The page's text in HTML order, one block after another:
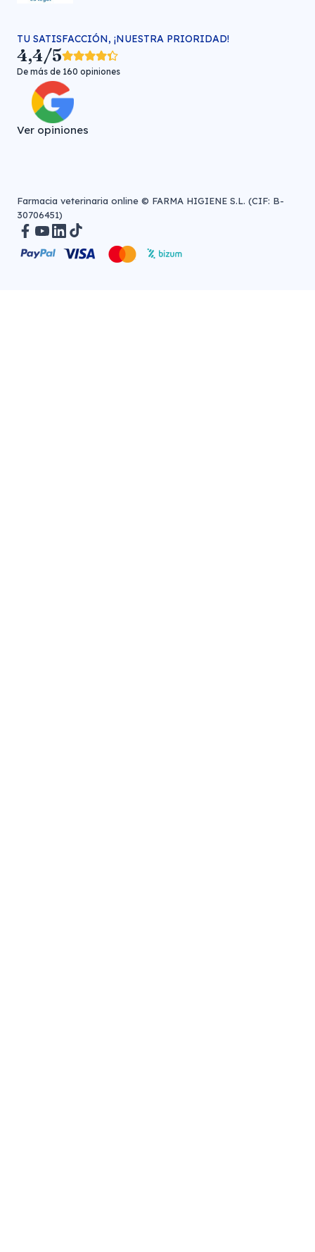
TU SATISFACCIÓN, ¡NUESTRA PRIORIDAD!
4,4/5
De más de 160 opiniones
Ver opiniones
Farmacia veterinaria online © FARMA HIGIENE S.L. (CIF: B-
30706451)